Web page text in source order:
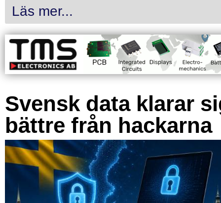
Läs mer...
Svensk data klarar
bättre från hackarna